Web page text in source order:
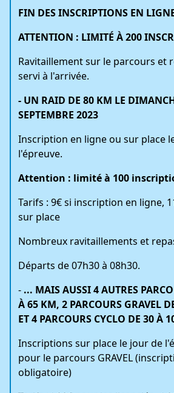
FIN DES INSCRIPTIONS EN
ATTENTION : LIMITÉ À 200
Ravitaillement sur le parcours et
servi à l'arrivée.
- UN RAID DE 80 KM LE
SEPTEMBRE 2023
Inscription en ligne ou sur place
l'épreuve.
Attention : limité à 100
Tarifs : 9€ si inscription en ligne,
sur place
Nombreux ravitaillements et
Départs de 07h30 à 08h30.
- ... MAIS AUSSI 4 AUTRES
À 65 KM, 2 PARCOURS GRAVEL
ET 4 PARCOURS CYCLO DE 30 À
Inscriptions sur place le jour de
pour le parcours GRAVEL
obligatoire)